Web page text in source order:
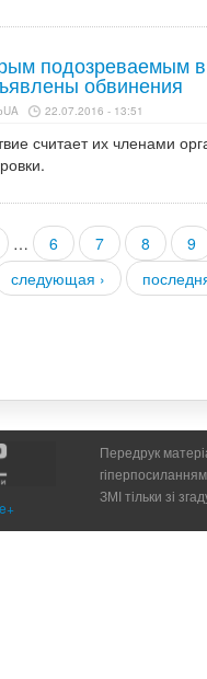
подозреваемым
обвинения
22.07.2016 - 13:51
считает их членами
… 6 7 8
9
следующая ›
Передрук
ЗМІ тільки зі